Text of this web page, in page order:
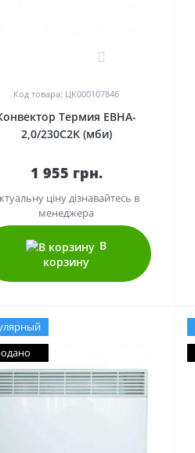
Код товара: ЦК000107846
Термия EBHA-
2,0/230C2K (мби)
1 955 грн.
ціну дізнавайтесь в
менеджера
В
корзину